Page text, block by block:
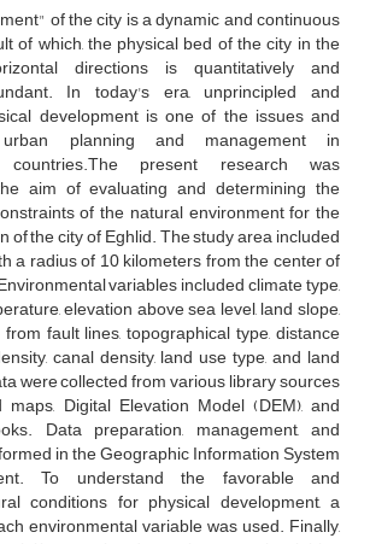
of the city is a dynamic and continuous
of which, the physical bed of the city in the
directions is quantitatively and
In today's era, unprincipled and
development is one of the issues and
planning and management in
countries.The present research was
aim of evaluating and determining the
of the natural environment for the
of the city of Eghlid. The study area included
a radius of 10 kilometers from the center of
variables included climate type,
elevation above sea level, land slope,
fault lines, topographical type, distance
canal density, land use type, and land
were collected from various library sources
Digital Elevation Model (DEM), and
Data preparation, management, and
in the Geographic Information System
To understand the favorable and
conditions for physical development, a
environmental variable was used. Finally,